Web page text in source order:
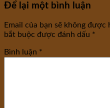
Để lại một bình luận
Email của bạn sẽ không được
bắt buộc được đánh dấu *
Bình luận *